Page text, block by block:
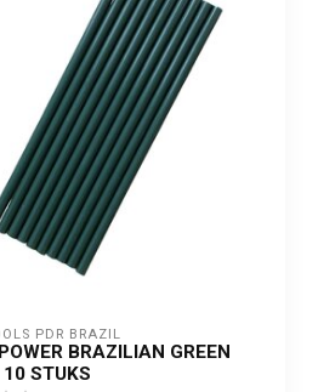
PDR BRAZIL
BRAZILIAN GREEN
10 STUKS